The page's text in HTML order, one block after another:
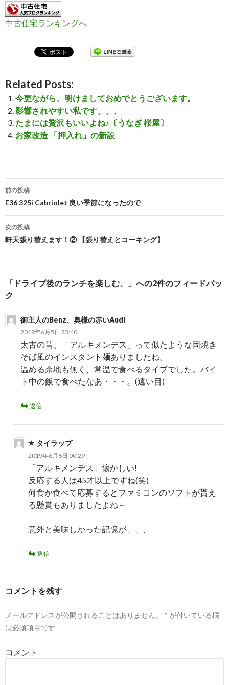
中古住宅ランキングへ
Related Posts:
今更ながら、明けましておめでとうございます。
影響されやすい私です、、、
たまには贅沢もいいよね♪〔うなぎ 桜屋〕
お家改造 「押入れ」の新設
投
稿
ナ
ゲ
ー
シ
ョ
前の投稿
E36 325i Cabriolet 良い季節になったので
次の投稿
軒天張り替えます！② 【張り替えとコーキング】
「ドライブ後のランチを楽しむ、」への2件のフィードバッ
ク
御主人のBenz、奥様の赤いAudi
2019年6月5日 23:40
太古の昔、「アルキメンデス」って似たような固焼き
そば風のインスタント麺ありましたね。
温める余地も無く、常温で食べるタイプでした。バイ
ト中の飯で食べたなあ・・・。(遠い目)
返信
タイラップ
2019年6月6日 00:29
「アルキメンデス」懐かしい!
反応する人は45才以上ですね(笑)
何食か食べて応募するとファミコンのソフトが貰え
る懸賞もありましたよね～
意外と美味しかった記憶が、、、
返信
コメントを残す
メールアドレスが公開されることはありません。 * が付いている欄
は必須項目です
コメント